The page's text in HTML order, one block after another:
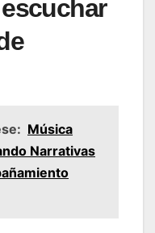
Música
Narrativas